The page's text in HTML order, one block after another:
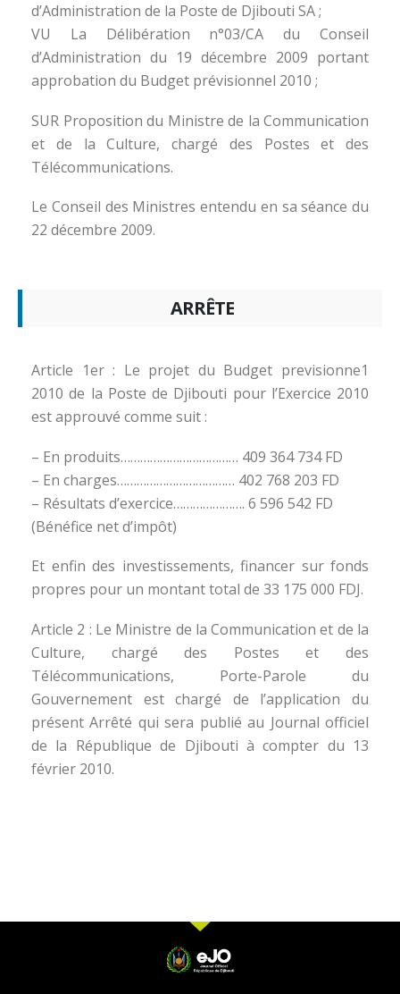
d’Administration de la Poste de Djibouti SA ;
VU La Délibération n°03/CA du Conseil
d’Administration du 19 décembre 2009 portant
approbation du Budget prévisionnel 2010 ;
SUR Proposition du Ministre de la Communication
et de la Culture, chargé des Postes et des
Télécommunications.
Le Conseil des Ministres entendu en sa séance du
22 décembre 2009.
ARRÊTE
Article 1er : Le projet du Budget previsionne1
2010 de la Poste de Djibouti pour l’Exercice 2010
est approuvé comme suit :
– En produits……………………………… 409 364 734 FD
– En charges……………………………… 402 768 203 FD
– Résultats d’exercice…………………. 6 596 542 FD
(Bénéfice net d’impôt)
Et enfin des investissements, financer sur fonds
propres pour un montant total de 33 175 000 FDJ.
Article 2 : Le Ministre de la Communication et de la
Culture, chargé des Postes et des
Télécommunications, Porte-Parole du
Gouvernement est chargé de l’application du
présent Arrêté qui sera publié au Journal officiel
de la République de Djibouti à compter du 13
février 2010.